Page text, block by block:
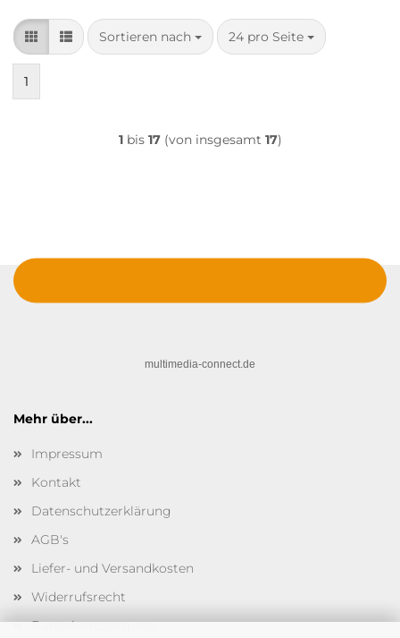
Sortieren nach
Sortieren nach 24 pro Seite
pro Seite
1
1bis 17(von insgesamt 17)
multimedia-connect.de
Mehr über...
Impressum
Kontakt
Datenschutzerklärung
AGB's
Liefer- und Versandkosten
Widerrufsrecht
Batterieentsorgung